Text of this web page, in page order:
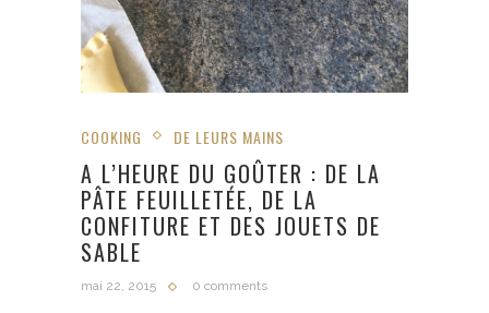
COOKING DE LEURS MAINS
A L’HEURE DU GOÛTER : DE LA
PÂTE FEUILLETÉE, DE LA
CONFITURE ET DES JOUETS DE
SABLE
mai 22, 2015 0 comments